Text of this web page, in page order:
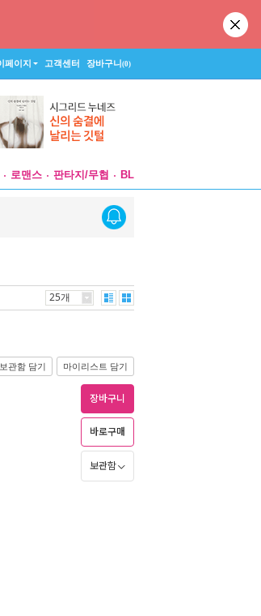
페이지 고객센터 장바구니(0)
로맨스 판타지/무협 BL
25개
보관함 담기 마이리스트 담기
장바구니
바로구매
보관함